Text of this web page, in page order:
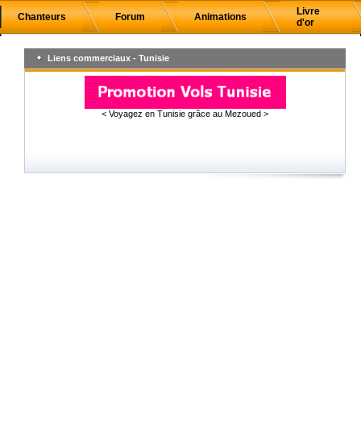
Chanteurs Forum Animations
Livre
d'or
Liens commerciaux - Tunisie
< Voyagez en Tunisie grâce au Mezoued >